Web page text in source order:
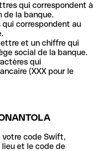
qui correspondent à
de la banque.
qui correspondent au
et un chiffre qui
social de la banque.
qui
(XXX pour le
votre code Swift,
lieu et le code de